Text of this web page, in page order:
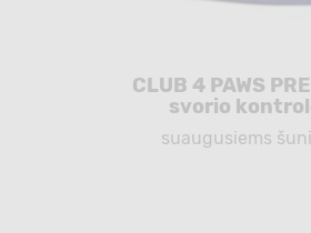
CLUB 4 PAWS
svorio
suaugusiems